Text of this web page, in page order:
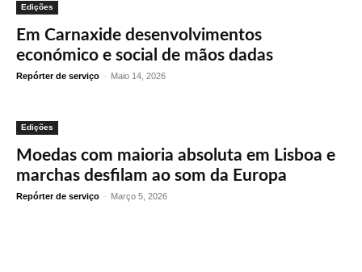
Edições
Em Carnaxide desenvolvimentos
económico e social de mãos dadas
Repórter de serviço - Maio 14, 2026
Edições
Moedas com maioria absoluta em Lisboa e
marchas desfilam ao som da Europa
Repórter de serviço - Março 5, 2026